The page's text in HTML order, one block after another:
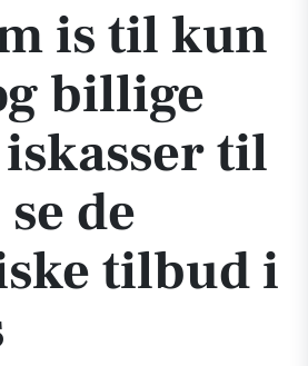
is til kun
billige
til
de
tilbud i